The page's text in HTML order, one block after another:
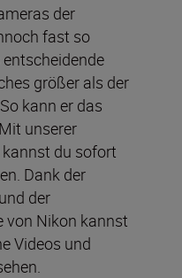
der
fast so
größer als der
kann er das
unserer
du sofort
Dank der
der
von Nikon kannst
Videos und